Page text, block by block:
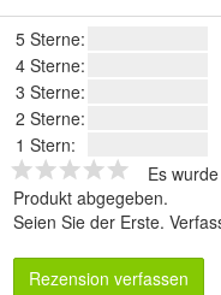
5 Sterne:
4 Sterne:
3 Sterne:
2 Sterne:
1 Stern:
Es
Produkt abgegeben.
Seien Sie der Erste.
Rezension verfassen